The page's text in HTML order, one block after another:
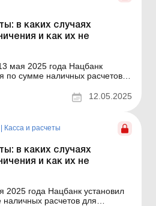
в каких случаях
и как их не
мая 2025 года Нацбанк
по сумме наличных расчетов
хозяйствования могут12.05.2025
| Касса и расчеты
в каких случаях
и как их не
года Нацбанк установил
расчетов для